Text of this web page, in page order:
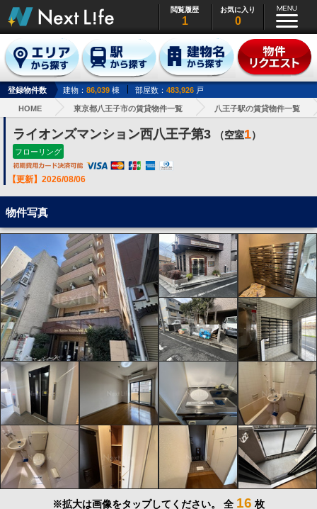
閲覧履歴
1
お気に入り
0
登録物件数 建物： 86,039 棟 部屋数： 483,926 戸
HOME 東京都八王子市の賃貸物件一覧 八王子駅の賃貸物件一覧
ライオンズマンション西八王子第3 （空室1）
フローリング
【更新】2026/08/06
物件写真
※拡大は画像をタップしてください。 全 16 枚